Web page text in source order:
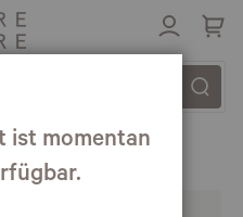
Direkt
zum
Inhalt
ist momentan